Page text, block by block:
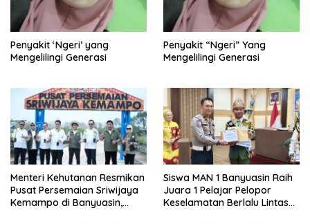
Penyakit ‘Ngeri’ yang
Mengelilingi Generasi
Penyakit “Ngeri” Yang
Mengelilingi Generasi
Menteri Kehutanan Resmikan
Pusat Persemaian Sriwijaya
Kemampo di Banyuasin,
Siswa MAN 1 Banyuasin Raih
Juara 1 Pelajar Pelopor
Keselamatan Berlalu Lintas